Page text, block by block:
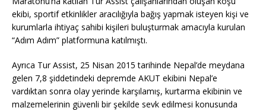
ekibi, sportif etkinlikler aracılığıyla bağış yapmak isteyen kişi ve
kurumlarla ihtiyaç sahibi kişileri buluşturmak amacıyla kurulan
“Adım Adım” platformuna katılmıştı.
Ayrıca Tur Assist, 25 Nisan 2015 tarihinde Nepal’de meydana
gelen 7,8 şiddetindeki depremde AKUT ekibini Nepal’e
vardıktan sonra olay yerinde karşılamış, kurtarma ekibinin ve
malzemelerinin güvenli bir şekilde sevk edilmesi konusunda